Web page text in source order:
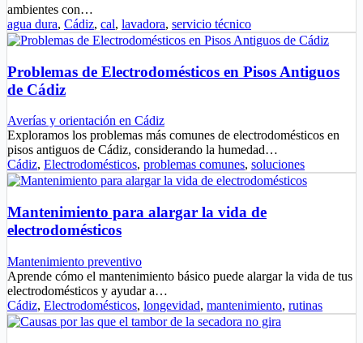
ambientes con…
agua dura, Cádiz, cal, lavadora, servicio técnico
Problemas de Electrodomésticos en Pisos Antiguos
de Cádiz
Averías y orientación en Cádiz
Exploramos los problemas más comunes de electrodomésticos en
pisos antiguos de Cádiz, considerando la humedad…
Cádiz, Electrodomésticos, problemas comunes, soluciones
Mantenimiento para alargar la vida de
electrodomésticos
Mantenimiento preventivo
Aprende cómo el mantenimiento básico puede alargar la vida de tus
electrodomésticos y ayudar a…
Cádiz, Electrodomésticos, longevidad, mantenimiento, rutinas